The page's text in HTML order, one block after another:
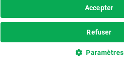
Accepter
Refuser
Paramètres